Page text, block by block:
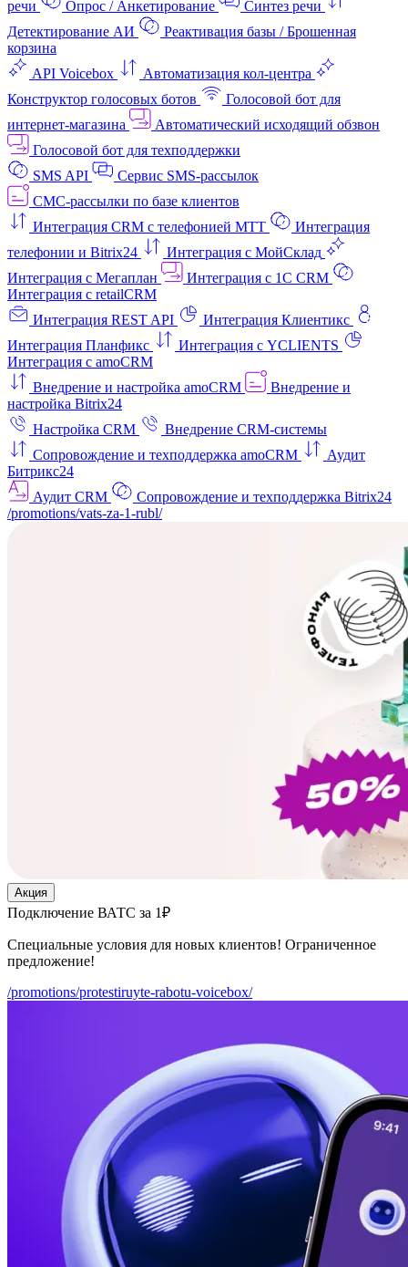
речи
Опрос / Анкетирование
Синтез речи
Детектирование АИ
Реактивация базы / Брошенная
корзина
API Voicebox
Автоматизация кол‑центра
Конструктор голосовых ботов
Голосовой бот для
интернет‑магазина
Автоматический исходящий обзвон
Голосовой бот для техподдержки
SMS API
Сервис SMS-рассылок
СМС-рассылки по базе клиентов
Интеграция CRM с телефонией МТТ
Интеграция
телефонии и Bitrix24
Интеграция с МойСклад
Интеграция с Мегаплан
Интеграция с 1C CRM
Интеграция с retailCRM
Интеграция REST API
Интеграция Клиентикс
Интеграция Планфикс
Интеграция с YCLIENTS
Интеграция с amoCRM
Внедрение и настройка amoCRM
Внедрение и
настройка Bitrix24
Настройка CRM
Внедрение CRM-системы
Сопровождение и техподдержка amoCRM
Аудит
Битрикс24
Аудит CRM
Сопровождение и техподдержка Bitrix24
/promotions/vats-za-1-rubl/
Акция
Подключение ВАТС за 1₽
Специальные условия для новых клиентов! Ограниченное
предложение!
/promotions/protestiruyte-rabotu-voicebox/